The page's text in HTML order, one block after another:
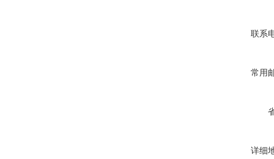
联系
常用
详细